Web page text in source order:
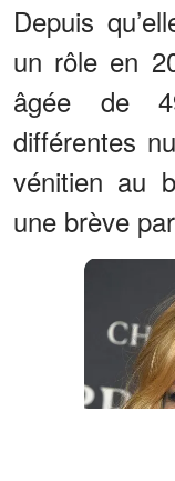
Depuis
un rôle en
âgée de
différentes
vénitien au
une brève